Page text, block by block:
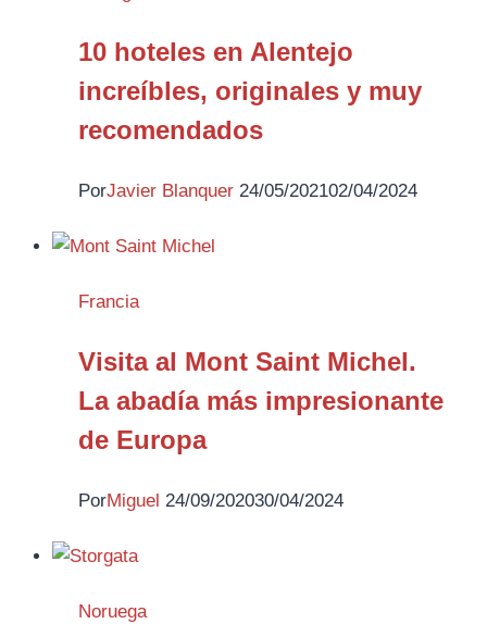
10 hoteles en Alentejo
increíbles, originales y muy
recomendados
PorJavier Blanquer 24/05/202102/04/2024
Francia
Visita al Mont Saint Michel.
La abadía más impresionante
de Europa
PorMiguel 24/09/202030/04/2024
Noruega